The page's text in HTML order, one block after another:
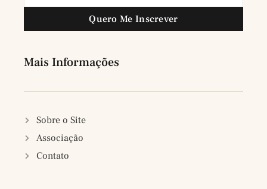
Quero Me Inscrever
Mais Informações
Sobre o Site
Associação
Contato